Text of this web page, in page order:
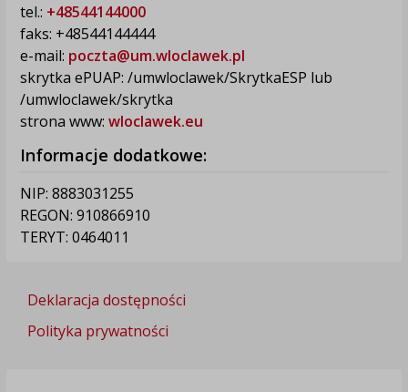
tel.: +48544144000
faks: +48544144444
e-mail: poczta@um.wloclawek.pl
skrytka ePUAP: /umwloclawek/SkrytkaESP lub
/umwloclawek/skrytka
strona www: wloclawek.eu
Informacje dodatkowe:
NIP: 8883031255
REGON: 910866910
TERYT: 0464011
Deklaracja dostępności
Polityka prywatności